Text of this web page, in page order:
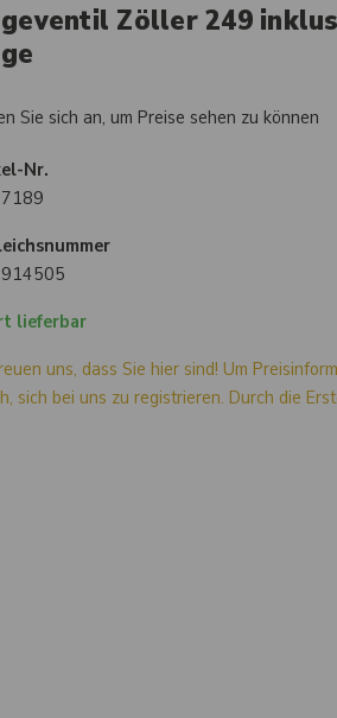
Zöller 249
Sie sich an, um Preise sehen zu können
Nr.
lieferbar
uns, dass Sie hier sind! Um
sich bei uns zu registrieren. Durch die